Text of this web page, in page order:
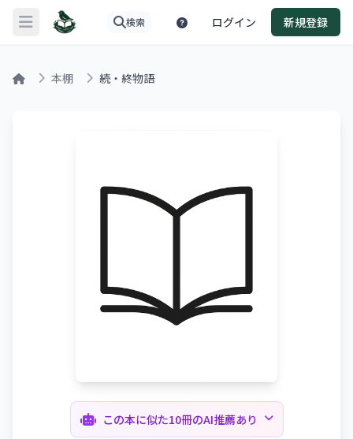
メニューを開く 検索 ログイン 新規登録
本棚 続・終物語
この本に似た10冊のAI推薦あり